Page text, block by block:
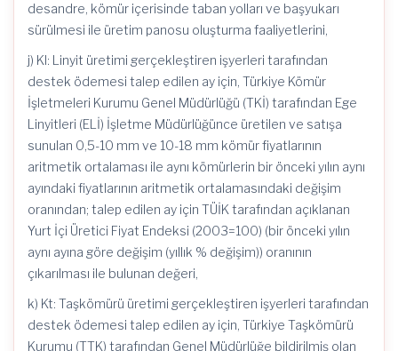
desandre, kömür içerisinde taban yolları ve başyukarı
sürülmesi ile üretim panosu oluşturma faaliyetlerini,
j) Kl: Linyit üretimi gerçekleştiren işyerleri tarafından
destek ödemesi talep edilen ay için, Türkiye Kömür
İşletmeleri Kurumu Genel Müdürlüğü (TKİ) tarafından Ege
Linyitleri (ELİ) İşletme Müdürlüğünce üretilen ve satışa
sunulan 0,5-10 mm ve 10-18 mm kömür fiyatlarının
aritmetik ortalaması ile aynı kömürlerin bir önceki yılın aynı
ayındaki fiyatlarının aritmetik ortalamasındaki değişim
oranından; talep edilen ay için TÜİK tarafından açıklanan
Yurt İçi Üretici Fiyat Endeksi (2003=100) (bir önceki yılın
aynı ayına göre değişim (yıllık % değişim)) oranının
çıkarılması ile bulunan değeri,
k) Kt: Taşkömürü üretimi gerçekleştiren işyerleri tarafından
destek ödemesi talep edilen ay için, Türkiye Taşkömürü
Kurumu (TTK) tarafından Genel Müdürlüğe bildirilmiş olan